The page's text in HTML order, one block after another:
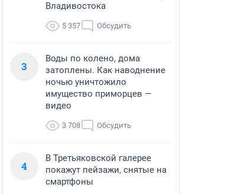
Владивостока
5 357 Обсудить
3
Воды по колено, дома
затоплены. Как наводнение
ночью уничтожило
имущество приморцев —
видео
3 708 Обсудить
4
В Третьяковской галерее
покажут пейзажи, снятые на
смартфоны